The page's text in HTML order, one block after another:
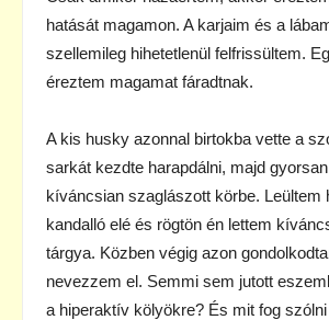
hatását magamon. A karjaim és a
szellemileg hihetetlenül felfrissültem.
éreztem magamat fáradtnak.
A kis husky azonnal birtokba vette a
sarkát kezdte harapdálni, majd
kíváncsian szaglászott körbe. Leültem
kandalló elé és rögtön én lettem
tárgya. Közben végig azon
nevezzem el. Semmi sem jutott
a hiperaktív kölyökre? És mit fog